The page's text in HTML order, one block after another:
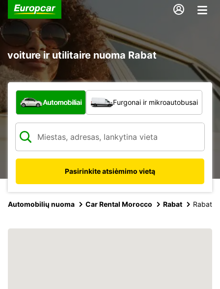
voiture ir utilitaire nuoma Rabat
Kokio tipo automobilis?
Automobiliai Furgonai ir mikroautobusai
Pasirinkite atsiėmimo vietą
Automobilių nuoma Car Rental Morocco Rabat Rabat